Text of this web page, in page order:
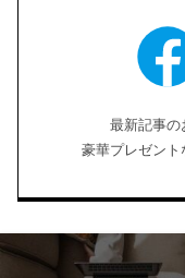
最新記事の
豪華プレゼント